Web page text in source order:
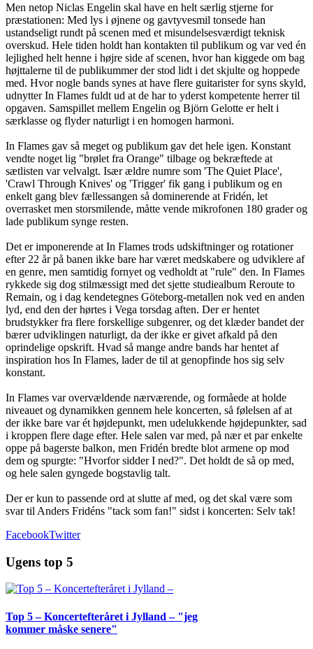
Men netop Niclas Engelin skal have en helt særlig stjerne for
præstationen: Med lys i øjnene og gavtyvesmil tonsede han
ustandseligt rundt på scenen med et misundelsesværdigt teknisk
overskud. Hele tiden holdt han kontakten til publikum og var ved én
lejlighed helt henne i højre side af scenen, hvor han kiggede om bag
højttalerne til de publikummer der stod lidt i det skjulte og hoppede
med. Hvor nogle bands synes at have flere guitarister for syns skyld,
udnytter In Flames fuldt ud at de har to yderst kompetente herrer til
opgaven. Samspillet mellem Engelin og Björn Gelotte er helt i
særklasse og flyder naturligt i en homogen harmoni.
In Flames gav så meget og publikum gav det hele igen. Konstant
vendte noget lig "brølet fra Orange" tilbage og bekræftede at
sætlisten var velvalgt. Især ældre numre som 'The Quiet Place',
'Crawl Through Knives' og 'Trigger' fik gang i publikum og en
enkelt gang blev fællessangen så dominerende at Fridén, let
overrasket men storsmilende, måtte vende mikrofonen 180 grader og
lade publikum synge resten.
Det er imponerende at In Flames trods udskiftninger og rotationer
efter 22 år på banen ikke bare har været medskabere og udviklere af
en genre, men samtidig fornyet og vedholdt at "rule" den. In Flames
rykkede sig dog stilmæssigt med det sjette studiealbum Reroute to
Remain, og i dag kendetegnes Göteborg-metallen nok ved en anden
lyd, end den der hørtes i Vega torsdag aften. Der er hentet
brudstykker fra flere forskellige subgenrer, og det klæder bandet der
bærer udviklingen naturligt, da der ikke er givet afkald på den
oprindelige opskrift. Hvad så mange andre bands har hentet af
inspiration hos In Flames, lader de til at genopfinde hos sig selv
konstant.
In Flames var overvældende nærværende, og formåede at holde
niveauet og dynamikken gennem hele koncerten, så følelsen af at
der ikke bare var ét højdepunkt, men udelukkende højdepunkter, sad
i kroppen flere dage efter. Hele salen var med, på nær et par enkelte
oppe på bagerste balkon, men Fridén bredte blot armene op mod
dem og spurgte: "Hvorfor sidder I ned?". Det holdt de så op med,
og hele salen gyngede bogstavlig talt.
Der er kun to passende ord at slutte af med, og det skal være som
svar til Anders Fridéns "tack som fan!" sidst i koncerten: Selv tak!
FacebookTwitter
Ugens top 5
Top 5 – Koncertefteråret i Jylland – "jeg
kommer måske senere"